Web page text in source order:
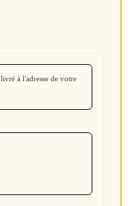
à l'adresse de votre